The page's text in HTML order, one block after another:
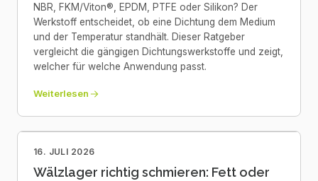
NBR, FKM/Viton®, EPDM, PTFE oder Silikon? Der
Werkstoff entscheidet, ob eine Dichtung dem Medium
und der Temperatur standhält. Dieser Ratgeber
vergleicht die gängigen Dichtungswerkstoffe und zeigt,
welcher für welche Anwendung passt.
Weiterlesen
16. JULI 2026
Wälzlager richtig schmieren: Fett oder